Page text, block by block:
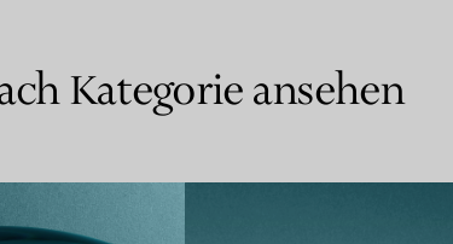
Kategorie ansehen